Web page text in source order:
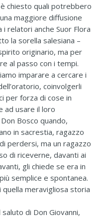
è chiesto quali potrebbero
maggiore diffusione
relatori anche Suor Flora
la sorella salesiana –
originario, ma per
al passo con i tempi.
imparare a cercare i
coinvolgerli
per forza di cose in
ad usare il loro
Bosco quando,
in sacrestia, ragazzo
perdersi, ma un ragazzo
di riceverne, davanti ai
gli chiede se era in
semplice e spontanea.
quella meravigliosa storia
di Don Giovanni,